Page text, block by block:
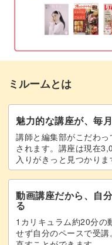
完成♪
ミルームとは
魅力的な講座が、毎
講師と編集部がこだわ
されます。講座は現在
入りがきっと見つかりま
動画講座だから、自
る
1カリキュラム約20分の
せず自分のペースで受